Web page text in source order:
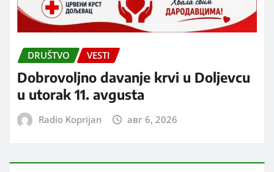
DRUŠTVO VESTI
Dobrovoljno davanje krvi u Doljevcu
u utorak 11. avgusta
Radio Koprijan авг 6, 2026